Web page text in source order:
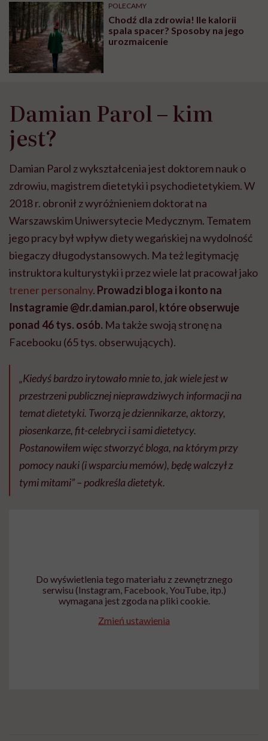
głupota i brak
wyobraźni"
POLECAMY
Chodź dla zdrowia! Ile kalorii
spala spacer? Sposoby na jego
urozmaicenie
Damian Parol – kim
jest?
Damian Parol z wykształcenia jest doktorem nauk o
zdrowiu, magistrem dietetyki i psychodietetykiem. W
2018 r. obronił z wyróżnieniem doktorat na
Warszawskim Uniwersytecie Medycznym. Tematem
jego pracy był wpływ diety wegańskiej na wydolność
biegaczy długodystansowych. Ma też legitymację
instruktora kulturystyki i przez wiele lat pracował jako
trener personalny. Prowadzi bloga i konto na
Instagramie @dr.damian.parol, które obserwuje
ponad 46 tys. osób. Ma także swoją stronę na
Facebooku (65 tys. obserwujących).
„Kiedyś bardzo irytowało mnie to, jak wiele jest w
przestrzeni publicznej nieprawdziwych informacji na
temat dietetyki. Tworzą je dziennikarze, aktorzy,
piosenkarze, fit-celebryci i sami dietetycy.
Postanowiłem więc stworzyć bloga, na którym przy
pomocy nauki (i wsparciu memów), będę walczył z
tymi mitami” – podkreśla dietetyk.
Do wyświetlenia tego materiału z zewnętrznego
serwisu (Instagram, Facebook, YouTube, itp.)
wymagana jest zgoda na pliki cookie.
Zmień ustawienia